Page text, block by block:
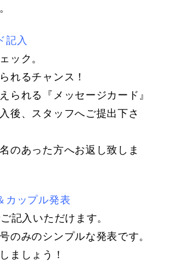
記入
ック。
れるチャンス！
られる『メッセージカード』
後、スタッフへご提出下さ
のあった方へお返し致しま
カップル発表
記入いただけます。
のみのシンプルな発表です。
ましょう！